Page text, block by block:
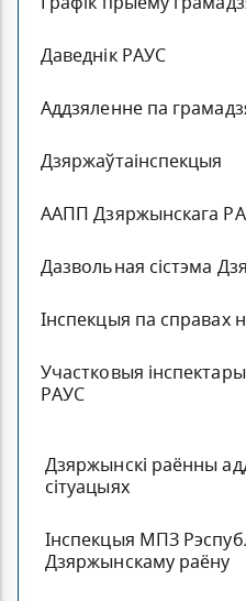
Даведнік РАУС
Аддзяленне па
Дзяржаўтаінспекцыя
ААПП Дзяржынскага
Дазвольная сістэма
Інспекцыя па справах
Участковыя
РАУС
Дзяржынскі раённы
сітуацыях
Інспекцыя МПЗ
Дзяржынскаму раёну